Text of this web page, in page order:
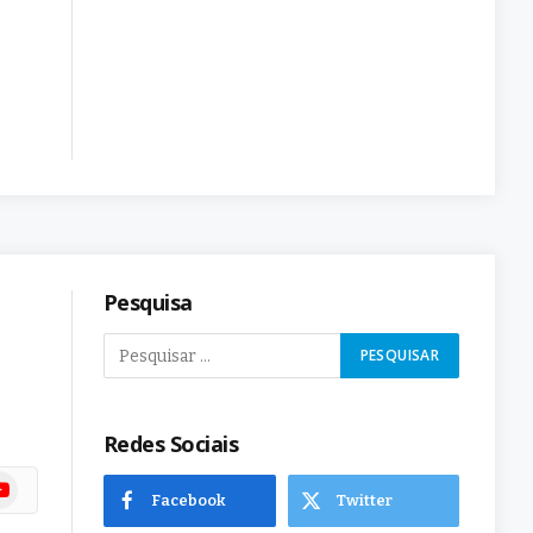
Pesquisa
Redes Sociais
Facebook Twitter